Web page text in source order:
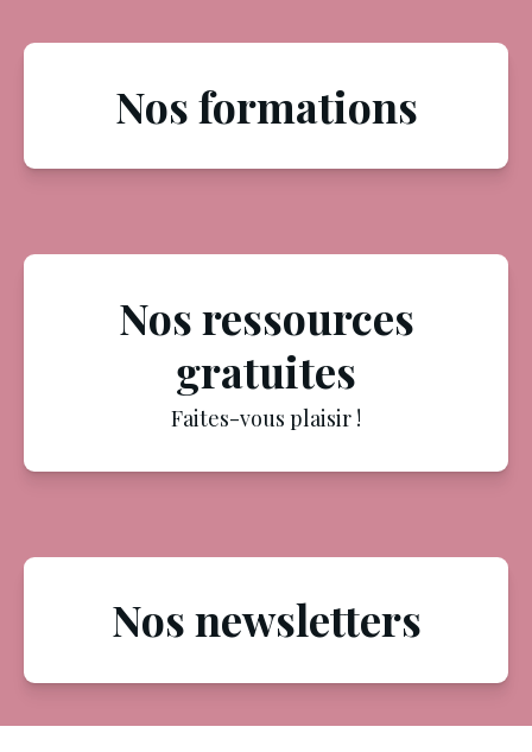
Nos formations
Nos ressources
gratuites
Faites-vous plaisir !
Nos newsletters